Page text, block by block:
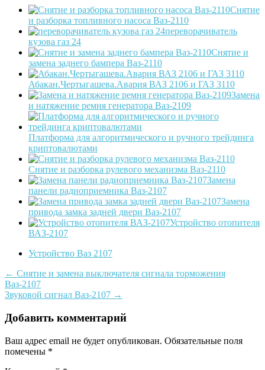
Снятие
и разборка топливного насоса Ваз-2110
переворачиватель
кузова газ 24
Снятие и
замена заднего бампера Ваз-2110
Абакан.Чертыгашева.Авария ВАЗ 2106 и ГАЗ 3110
Замена
и натяжение ремня генератора Ваз-2109
Платформа для алгоритмического и ручного трейдинга
криптовалютами
Снятие и разборка рулевого механизма Ваз-2110
Замена
панели радиоприемника Ваз-2107
Замена
привода замка задней двери Ваз-2107
Устройство отопителя
ВАЗ-2107
Устройство Ваз 2107
Post
navigation
← Снятие и замена выключателя сигнала торможения
Ваз-2107
Звуковой сигнал Ваз-2107 →
Добавить комментарий
Ваш адрес email не будет опубликован. Обязательные поля
помечены *